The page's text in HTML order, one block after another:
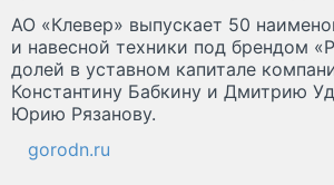
АО «Клевер» выпускает 50
и навесной техники под брендом
долей в уставном капитале
Константину Бабкину и Дмитрию
Юрию Рязанову.
gorodn.ru